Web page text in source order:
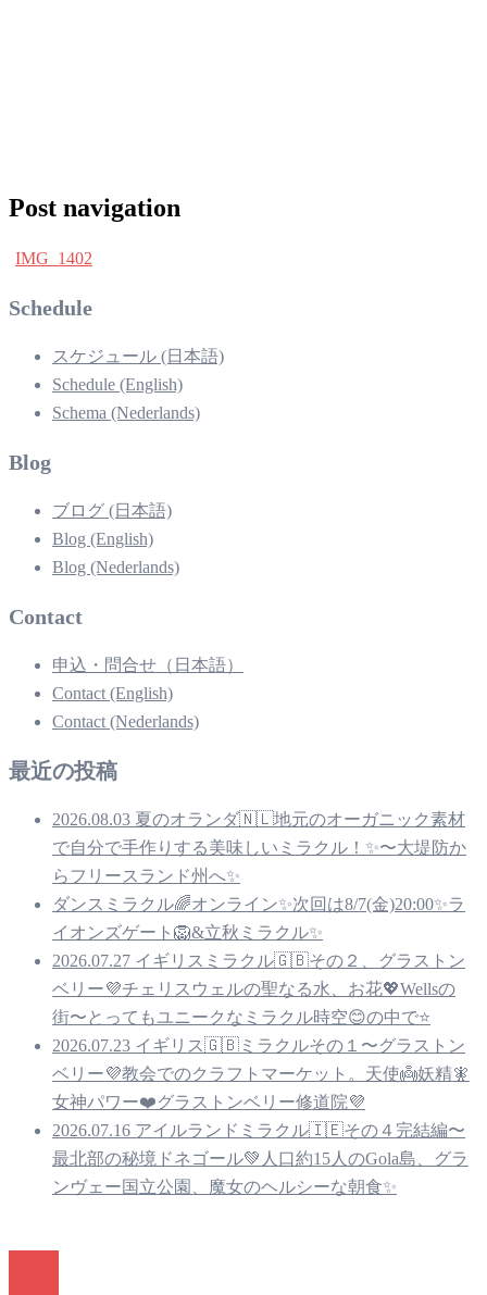
Post navigation
IMG_1402
Schedule
スケジュール (日本語)
Schedule (English)
Schema (Nederlands)
Blog
ブログ (日本語)
Blog (English)
Blog (Nederlands)
Contact
申込・問合せ（日本語）
Contact (English)
Contact (Nederlands)
最近の投稿
2026.08.03 夏のオランダ🇳🇱地元のオーガニック素材
で自分で手作りする美味しいミラクル！✨〜大堤防か
らフリースランド州へ✨
ダンスミラクル🌈オンライン✨次回は8/7(金)20:00✨ラ
イオンズゲート🦁&立秋ミラクル✨
2026.07.27 イギリスミラクル🇬🇧その２、グラストン
ベリー💜チェリスウェルの聖なる水、お花💖Wellsの
街〜とってもユニークなミラクル時空😊の中で⭐️
2026.07.23 イギリス🇬🇧ミラクルその１〜グラストン
ベリー💜教会でのクラフトマーケット。天使👼妖精🧚
女神パワー❤️グラストンベリー修道院💜
2026.07.16 アイルランドミラクル🇮🇪その４完結編〜
最北部の秘境ドネゴール💚人口約15人のGola島、グラ
ンヴェー国立公園、魔女のヘルシーな朝食✨